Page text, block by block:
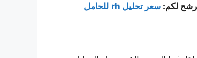
لكم: سعر تحليل rh للحامل